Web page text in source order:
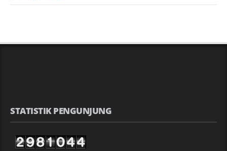
STATISTIK PENGUNJUNG